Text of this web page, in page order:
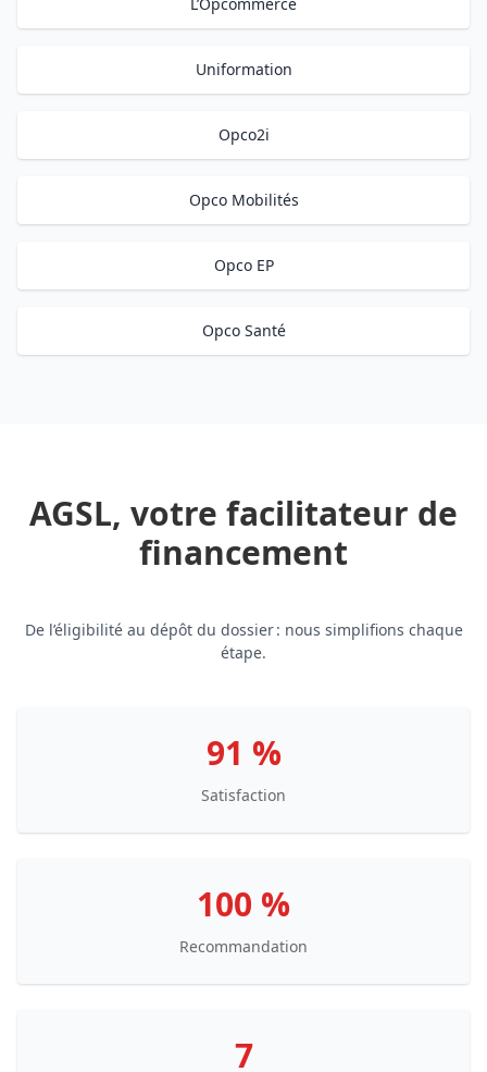
Uniformation
Opco2i
Opco Mobilités
Opco EP
Opco Santé
AGSL, votre facilitateur de
financement
De l’éligibilité au dépôt du dossier : nous simplifions chaque
étape.
91 %
Satisfaction
100 %
Recommandation
7